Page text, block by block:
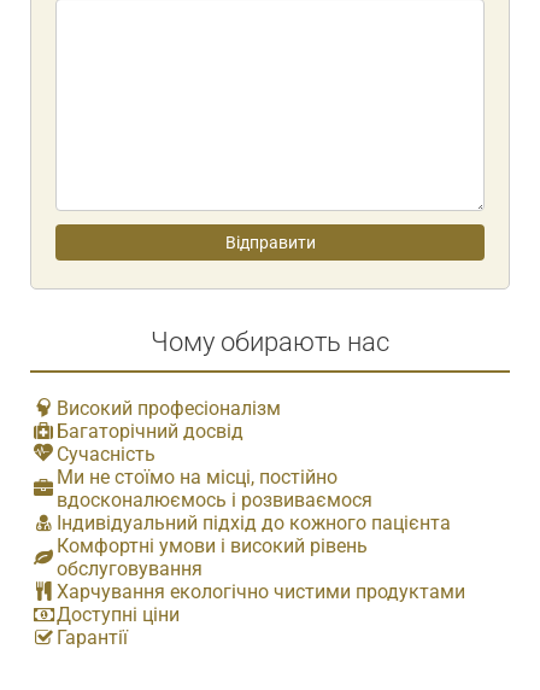
Чому обирають нас
Високий професіоналізм
Багаторічний досвід
Сучасність
Ми не стоїмо на місці, постійно
вдосконалюємось і розвиваємося
Індивідуальний підхід до кожного пацієнта
Комфортні умови і високий рівень
обслуговування
Харчування екологічно чистими продуктами
Доступні ціни
Гарантії